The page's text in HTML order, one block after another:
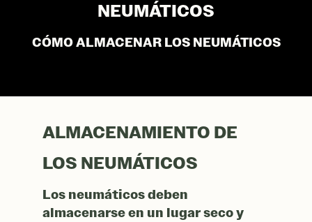
NEUMÁTICOS
CÓMO ALMACENAR LOS NEUMÁTICOS
ALMACENAMIENTO DE
LOS NEUMÁTICOS
Los neumáticos deben
almacenarse en un lugar seco y